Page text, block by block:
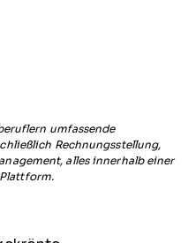
umfassende
Rechnungsstellung,
alles innerhalb einer